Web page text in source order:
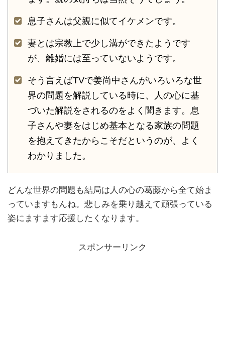
息子さんは父親に似てイケメンです。
妻とは宗教上で少し溝ができたようです
が、離婚には至っていないようです。
そう言えばTVで姜尚中さんがいろいろな世
界の問題を解説している時に、人の心に基
づいた解説をされるのをよく聞きます。息
子さんや妻をはじめ基本となる家族の問題
を抱えてきたからこそだというのが、よく
わかりました。
どんな世界の問題も結局は人の心の葛藤から全て始ま
っていますもんね。悲しみを乗り越えて頑張っている
姿にますます応援したくなります。
スポンサーリンク